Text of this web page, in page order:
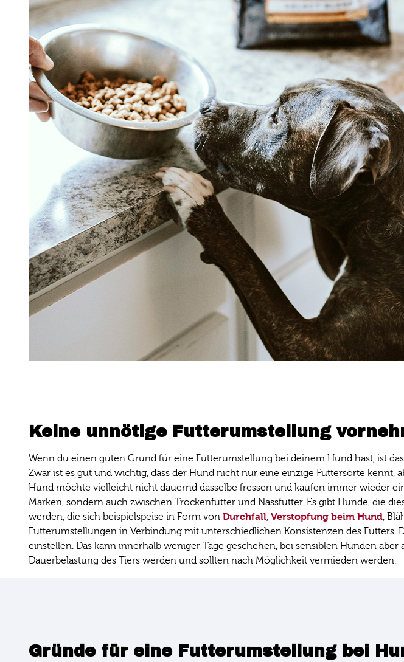
Keine unnötige Futterumstellung
Wenn du einen guten Grund für eine Futterumstellung bei deinem Hund hast, ist
Zwar ist es gut und wichtig, dass der Hund nicht nur eine einzige Futtersorte
Hund möchte vielleicht nicht dauernd dasselbe fressen und kaufen immer wieder
Marken, sondern auch zwischen Trockenfutter und Nassfutter. Es gibt Hunde, die
werden, die sich beispielspeise in Form von Durchfall, Verstopfung beim Hund,
Futterumstellungen in Verbindung mit unterschiedlichen Konsistenzen des Futters.
einstellen. Das kann innerhalb weniger Tage geschehen, bei sensiblen Hunden
Dauerbelastung des Tiers werden und sollten nach Möglichkeit vermieden werden.
Gründe für eine Futterumstellung bei